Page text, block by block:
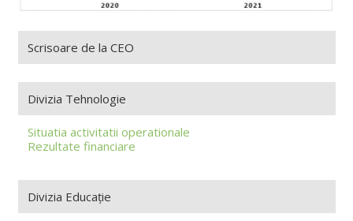
Scrisoare de la CEO
Divizia Tehnologie
Situatia activitatii operationale
Rezultate financiare
Divizia Educație